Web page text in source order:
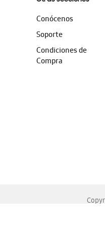
Conócenos
Soporte
Condiciones de
Compra